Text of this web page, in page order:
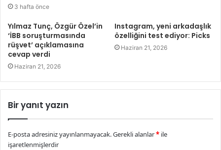
3 hafta önce
Yılmaz Tunç, Özgür Özel’in
‘İBB soruşturmasında
rüşvet’ açıklamasına
cevap verdi
Haziran 21, 2026
Instagram, yeni arkadaşlık
özelliğini test ediyor: Picks
Haziran 21, 2026
Bir yanıt yazın
E-posta adresiniz yayınlanmayacak.Gerekli alanlar* ile
işaretlenmişlerdir